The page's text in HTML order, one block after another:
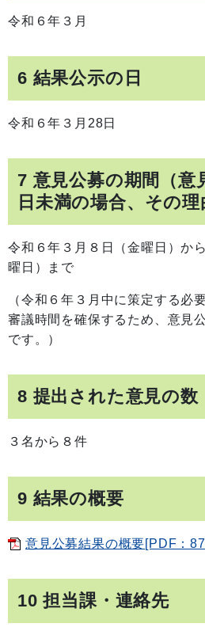
令和６年３月
6 結果公示の日
令和６年３月28日
7 意見公募の期間（意
日未満の場合、その理
令和６年３月８日（金曜日）か
曜日）まで
（令和６年３月中に策定する必
審議時間を確保するため、意見
です。）
8 提出された意見の数
３名から８件
9 結果の概要
意見公募結果の概要[PDF：
10 担当課・連絡先